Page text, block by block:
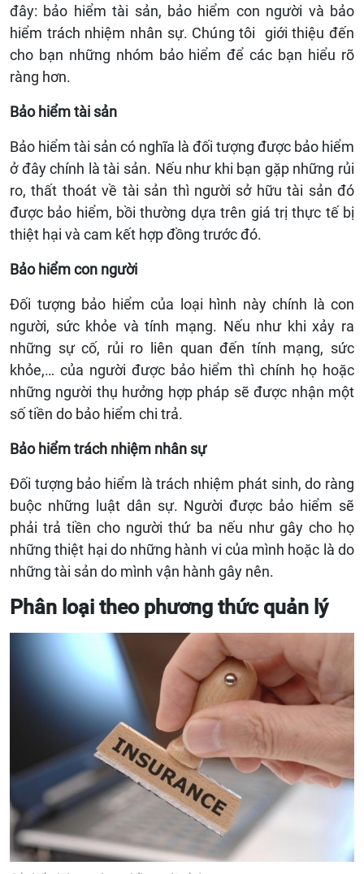
đây: bảo hiểm tài sản, bảo hiểm con người và bảo
hiểm trách nhiệm nhân sự. Chúng tôi giới thiệu đến
cho bạn những nhóm bảo hiểm để các bạn hiểu rõ
ràng hơn.
Bảo hiểm tài sản
Bảo hiểm tài sản có nghĩa là đối tượng được bảo hiểm
ở đây chính là tài sản. Nếu như khi bạn gặp những rủi
ro, thất thoát về tài sản thì người sở hữu tài sản đó
được bảo hiểm, bồi thường dựa trên giá trị thực tế bị
thiệt hại và cam kết hợp đồng trước đó.
Bảo hiểm con người
Đối tượng bảo hiểm của loại hình này chính là con
người, sức khỏe và tính mạng. Nếu như khi xảy ra
những sự cố, rủi ro liên quan đến tính mạng, sức
khỏe,… của người được bảo hiểm thì chính họ hoặc
những người thụ hưởng hợp pháp sẽ được nhận một
số tiền do bảo hiểm chi trả.
Bảo hiểm trách nhiệm nhân sự
Đối tượng bảo hiểm là trách nhiệm phát sinh, do ràng
buộc những luật dân sự. Người được bảo hiểm sẽ
phải trả tiền cho người thứ ba nếu như gây cho họ
những thiệt hại do những hành vi của mình hoặc là do
những tài sản do mình vận hành gây nên.
Phân loại theo phương thức quản lý